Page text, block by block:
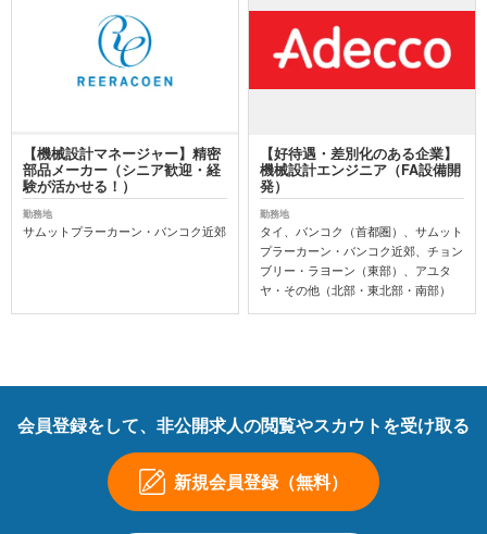
【機械設計マネージャー】精密
部品メーカー（シニア歓迎・経
験が活かせる！）
勤務地
サムットプラーカーン・バンコク近郊
【好待遇・差別化のある企業】
機械設計エンジニア（FA設備開
発）
勤務地
タイ、バンコク（首都圏）、サムット
プラーカーン・バンコク近郊、チョン
ブリー・ラヨーン（東部）、アユタ
ヤ・その他（北部・東北部・南部）
会員登録をして、非公開求人の閲覧やスカウトを受け取る
新規会員登録（無料）